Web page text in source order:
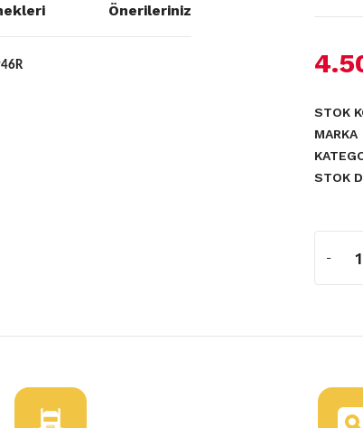
Önerileriniz
STOK
MARKA
STOK